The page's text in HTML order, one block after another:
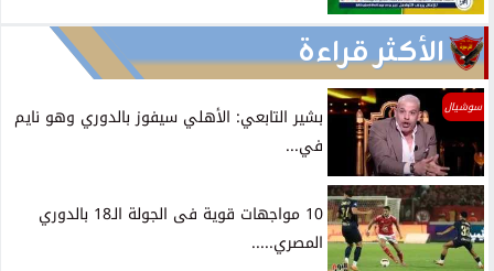
الأكثر قراءة
سوشيال
بشير التابعي: الأهلي سيفوز بالدوري وهو نايم
في...
10 مواجهات قوية فى الجولة الـ18 بالدوري
المصري.....